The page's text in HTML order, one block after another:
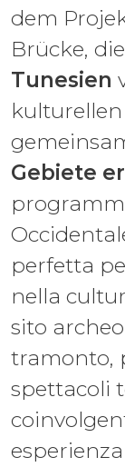
dem
Brücke, die
Tunesien
Gebiete
perfetta
nella
sito
tramonto,
spettacoli